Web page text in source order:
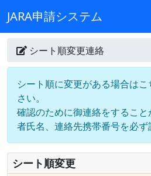
JARA申請システム
シート順変更連絡
シート順に変更がある場合は
さい。
確認のために御連絡をするこ
者氏名、連絡先携帯番号を必ず
シート順変更